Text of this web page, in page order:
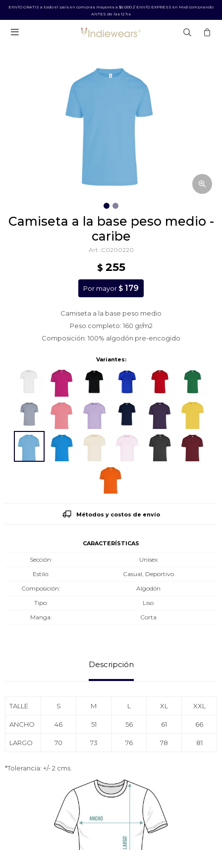
ENVÍO GRATIS a todo el país en compras mayores a $5.000 // ENVÍO EXPRESS en Mvd comprando
ANTES de las 12 hs

camiseta a la base peso medio -
caribe
C0200220
$ 255
Por mayor $ 179
Camiseta a la base peso medio
Peso completo: 160 gr/m2
Composición: 100% algodón pre-encogido
Variantes:
Métodos y costos de envío
CARACTERÍSTICAS
Sección
Unisex
Estilo
Casual, Deportivo
Composición
Algodón
Tipo
Liso
Manga
Corta
Descripción
TALLE S M L XL XXL
ANCHO 46 51 56 61 66
LARGO 70 73 76 78 81
*Tolerancia: +/- 2 cms.